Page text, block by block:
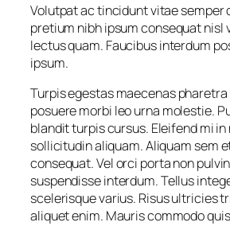
Volutpat ac tincidunt vitae semper
pretium nibh ipsum consequat nisl
lectus quam. Faucibus interdum
ipsum.
Turpis egestas maecenas
posuere morbi leo urna molestie.
blandit turpis cursus. Eleifend mi
sollicitudin aliquam. Aliquam sem
consequat. Vel orci porta non
suspendisse interdum. Tellus
scelerisque varius. Risus ultricies
aliquet enim. Mauris commodo